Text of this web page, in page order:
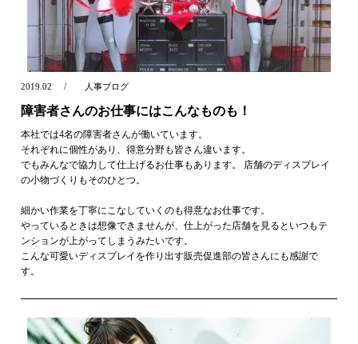
2019.02 人事ブログ
障害者さんのお仕事にはこんなものも！
本社では4名の障害者さんが働いています。
それぞれに個性があり、得意分野も皆さん違います。
でもみんなで協力して仕上げるお仕事もあります。 店舗のディスプレイ
の小物づくりもそのひとつ。
細かい作業を丁寧にこなしていくのも得意なお仕事です。
やっているときは想像できませんが、仕上がった店舗を見るといつもテ
ンションが上がってしまうみたいです。
こんな可愛いディスプレイを作り出す販売促進部の皆さんにも感謝で
す。